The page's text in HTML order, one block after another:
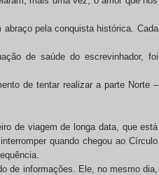
pela conquista histórica. Cada
de saúde do escrevinhador, foi
de tentar realizar a parte Norte –
de viagem de longa data, que está
quando chegou ao Círculo
de informações. Ele, no mesmo dia,